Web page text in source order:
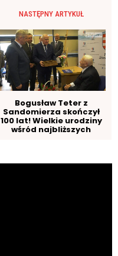
NASTĘPNY ARTYKUŁ
Bogusław Teter z
Sandomierza skończył
100 lat! Wielkie urodziny
wśród najbliższych